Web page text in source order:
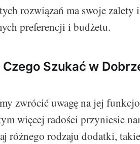
rozwiązań ma swoje zalety
preferencji i budżetu.
Szukać w
zwrócić uwagę na jej
więcej radości przyniesie
różnego rodzaju dodatki,